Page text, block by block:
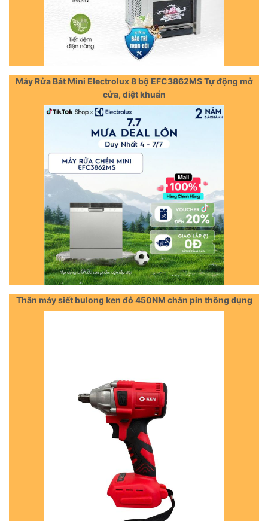
Máy Rửa Bát Mini Electrolux 8 bộ EFC3862MS Tự động mở
cửa, diệt khuẩn
Thân máy siết bulong ken đỏ 450NM chân pin thông dụng